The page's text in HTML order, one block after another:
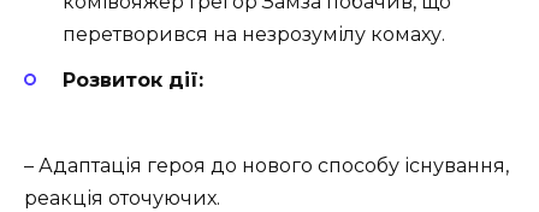
перетворився на незрозумілу комаху.
Розвиток дії:
– Адаптація героя до нового способу існування,
реакція оточуючих.